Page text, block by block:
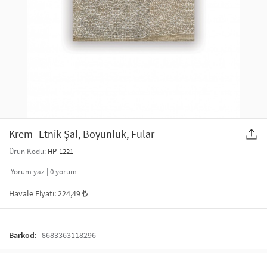
SAÇ AKSESUARLARI
GELİN / DÜĞÜN AKSESUARLARI
ŞAL VE FULAR
YILBAŞI ÜRÜNLERİ
Krem- Etnik Şal, Boyunluk, Fular
Ürün Kodu: HP-1221
Yorum yaz | 0yorum
Havale Fiyatı:224,49
Barkod: 8683363118296